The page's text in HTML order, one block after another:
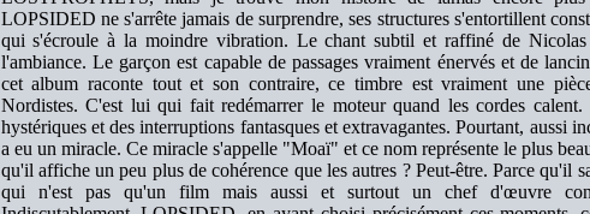
LOPSIDED ne s'arrête jamais de surprendre, ses structures s'entortillent
qui s'écroule à la moindre vibration. Le chant subtil et raffiné de
l'ambiance. Le garçon est capable de passages vraiment énervés et de
cet album raconte tout et son contraire, ce timbre est vraiment une
Nordistes. C'est lui qui fait redémarrer le moteur quand les cordes
hystériques et des interruptions fantasques et extravagantes. Pourtant, aussi
a eu un miracle. Ce miracle s'appelle "Moaï" et ce nom représente le plus
qu'il affiche un peu plus de cohérence que les autres ? Peut-être. Parce qu'il
qui n'est pas qu'un film mais aussi et surtout un chef d'œuvre